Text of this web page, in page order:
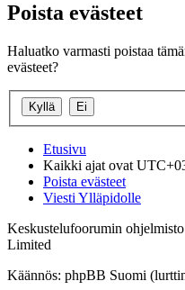
Poista evästeet
Haluatko varmasti poistaa
evästeet?
Etusivu
Kaikki ajat ovat
Poista evästeet
Viesti Ylläpidolle
Keskustelufoorumin ohjelmisto
Limited
Käännös: phpBB Suomi